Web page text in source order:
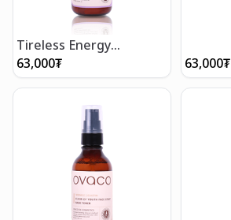
Tireless Energy
Restoration- Сэргээгч
тонер
63,000₮ 63,000₮